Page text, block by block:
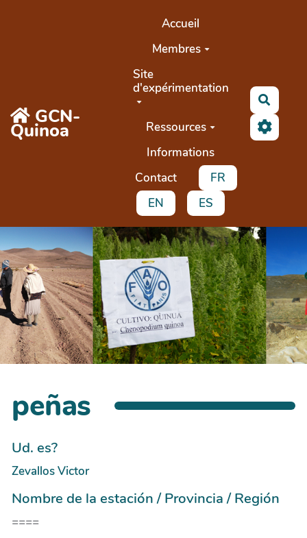
GCN-
Quinoa
Accueil
Membres
Site
d'expérimentation
Ressources
Informations
Contact
FR
EN
ES
peñas
Ud. es?
Zevallos Victor
Nombre de la estación / Provincia / Región
====